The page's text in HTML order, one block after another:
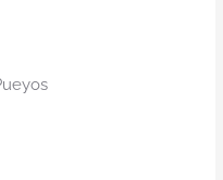
y familiar